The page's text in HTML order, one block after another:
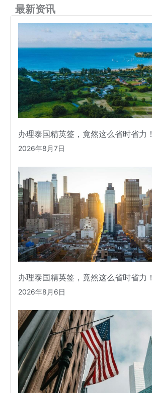
最新资讯
办理泰国精英签，竟然这么省时省力！
2026年8月7日
办理泰国精英签，竟然这么省时省力！
2026年8月6日